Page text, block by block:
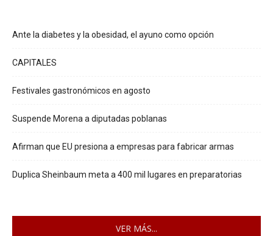
Ante la diabetes y la obesidad, el ayuno como opción
CAPITALES
Festivales gastronómicos en agosto
Suspende Morena a diputadas poblanas
Afirman que EU presiona a empresas para fabricar armas
Duplica Sheinbaum meta a 400 mil lugares en preparatorias
VER MÁS...